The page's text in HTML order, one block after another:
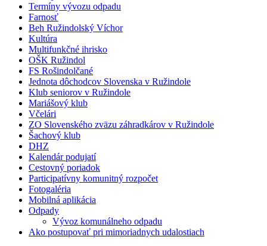
Termíny vývozu odpadu
Farnosť
Beh Ružindolský Víchor
Kultúra
Multifunkčné ihrisko
OŠK Ružindol
FS Rošindolčané
Jednota dôchodcov Slovenska v Ružindole
Klub seniorov v Ružindole
Mariášový klub
Včelári
ZO Slovenského zväzu záhradkárov v Ružindole
Šachový klub
DHZ
Kalendár podujatí
Cestovný poriadok
Participatívny komunitný rozpočet
Fotogaléria
Mobilná aplikácia
Odpady
Vývoz komunálneho odpadu
Ako postupovať pri mimoriadnych udalostiach